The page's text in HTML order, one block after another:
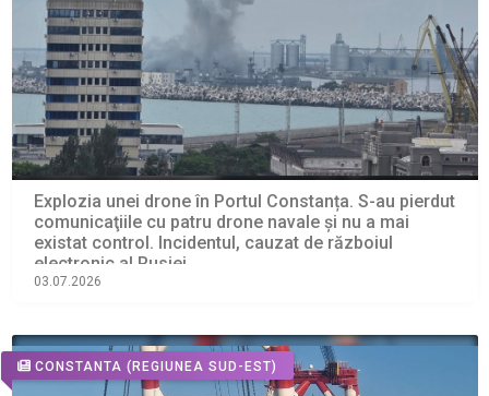
Explozia unei drone în Portul Constanța. S-au pierdut
comunicaţiile cu patru drone navale şi nu a mai
existat control. Incidentul, cauzat de războiul
electronic al Rusiei
03.07.2026
CONSTANTA (REGIUNEA SUD-EST)